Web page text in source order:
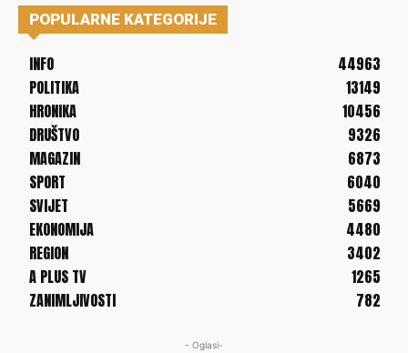
POPULARNE KATEGORIJE
INFO
44963
POLITIKA
13149
HRONIKA
10456
DRUŠTVO
9326
MAGAZIN
6873
SPORT
6040
SVIJET
5669
EKONOMIJA
4480
REGION
3402
A PLUS TV
1265
ZANIMLJIVOSTI
782
- Oglasi-